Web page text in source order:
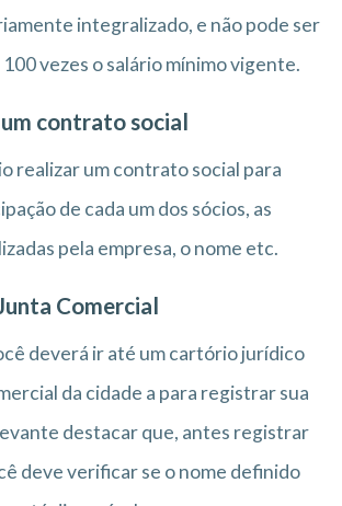
integralizado, e não pode ser
vezes o salário mínimo vigente.
contrato social
realizar um contrato social para
de cada um dos sócios, as
pela empresa, o nome etc.
Comercial
deverá ir até um cartório jurídico
da cidade a para registrar sua
destacar que, antes registrar
deve verificar se o nome definido